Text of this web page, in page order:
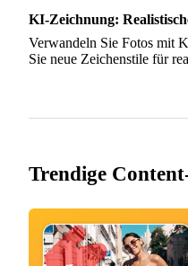
KI-Zeichnung:
Verwandeln Sie Fotos mit
Sie neue Zeichenstile für
Trendige